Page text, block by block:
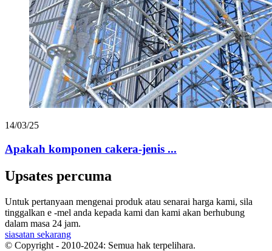
14/03/25
Apakah komponen cakera-jenis ...
Upsates percuma
Untuk pertanyaan mengenai produk atau senarai harga kami, sila
tinggalkan e -mel anda kepada kami dan kami akan berhubung
dalam masa 24 jam.
siasatan sekarang
© Copyright - 2010-2024: Semua hak terpelihara.